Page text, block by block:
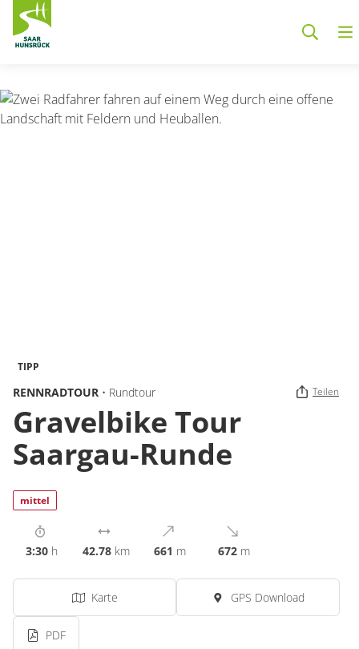
TIPP
RENNRADTOUR • Rundtour Teilen
Gravelbike Tour
Saargau-Runde
mittel
3:30 h 42.78 km 661 m 672 m
Karte GPS Download
PDF